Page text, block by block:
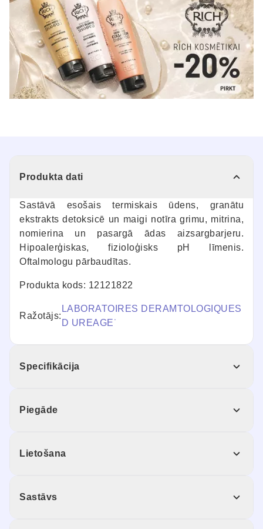
Produkta dati
Sastāvā esošais termiskais ūdens, granātu
ekstrakts detoksicē un maigi notīra grimu, mitrina,
nomierina un pasargā ādas aizsargbarjeru.
Hipoalerģiskas, fizioloģisks pH līmenis.
Oftalmologu pārbaudītas.
Produkta kods: 12121822
Ražotājs:
LABORATOIRES DERAMTOLOGIQUES
D UREAGE˙
Specifikācija
Piegāde
Lietošana
Sastāvs